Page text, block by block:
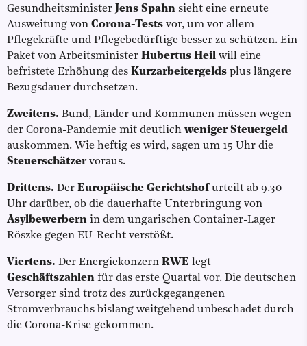
Gesundheitsminister Jens Spahn sieht eine erneute
Ausweitung von Corona-Tests vor, um vor allem
Pflegekräfte und Pflegebedürftige besser zu schützen. Ein
Paket von Arbeitsminister Hubertus Heil will eine
befristete Erhöhung des Kurzarbeitergelds plus längere
Bezugsdauer durchsetzen.
Zweitens. Bund, Länder und Kommunen müssen wegen
der Corona-Pandemie mit deutlich weniger Steuergeld
auskommen. Wie heftig es wird, sagen um 15 Uhr die
Steuerschätzervoraus.
Drittens. Der Europäische Gerichtshofurteilt ab 9.30
Uhr darüber, ob die dauerhafte Unterbringung von
Asylbewerbern in dem ungarischen Container-Lager
Röszke gegen EU-Recht verstößt.
Viertens. Der Energiekonzern RWE legt
Geschäftszahlen für das erste Quartal vor. Die deutschen
Versorger sind trotz des zurückgegangenen
Stromverbrauchs bislang weitgehend unbeschadet durch
die Corona-Krise gekommen.